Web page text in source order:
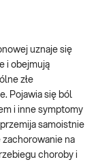
uznaje się
i obejmują
złe
Pojawia się ból
i inne symptomy
samoistnie
zachorowanie na
choroby i